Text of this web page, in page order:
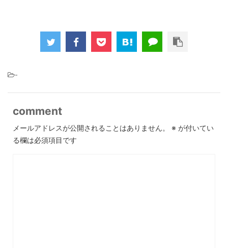
-
comment
メールアドレスが公開されることはありません。 ※ が付いてい
る欄は必須項目です